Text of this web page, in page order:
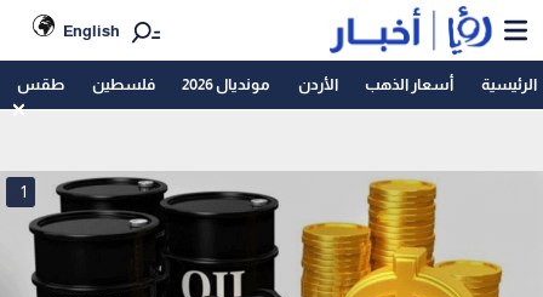
English
الرئيسية أسعار الذهب الأردن مونديال 2026 فلسطين طقس
1